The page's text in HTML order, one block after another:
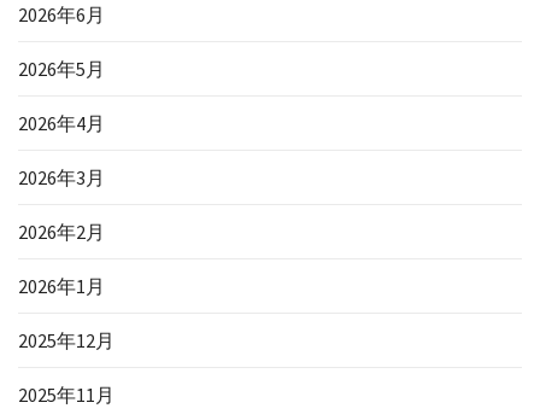
2026年6月
2026年5月
2026年4月
2026年3月
2026年2月
2026年1月
2025年12月
2025年11月